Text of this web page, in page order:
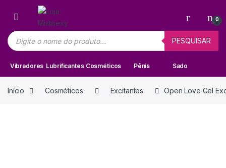
Skip to navigation
Skip to content
0
Pesquisar produtos
PESQUISAR
Vibradores Lubrificantes Cosméticos Pênis Sado
Início Cosméticos Excitantes Open Love Gel